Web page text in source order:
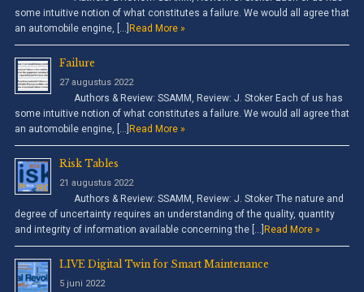
some intuitive notion of what constitutes a failure. We would all agree that
an automobile engine, […] Read More »
Failure
27 augustus 2022
Authors & Review: SSAMM, Review: J. Stoker Each of us has
some intuitive notion of what constitutes a failure. We would all agree that
an automobile engine, […] Read More »
Risk Tables
21 augustus 2022
Authors & Review: SSAMM, Review: J. Stoker The nature and
degree of uncertainty requires an understanding of the quality, quantity
and integrity of information available concerning the […] Read More »
LIVE Digital Twin for Smart Maintenance
5 juni 2022